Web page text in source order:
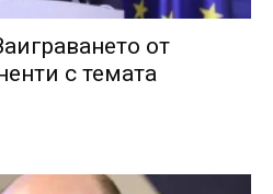
от
с темата